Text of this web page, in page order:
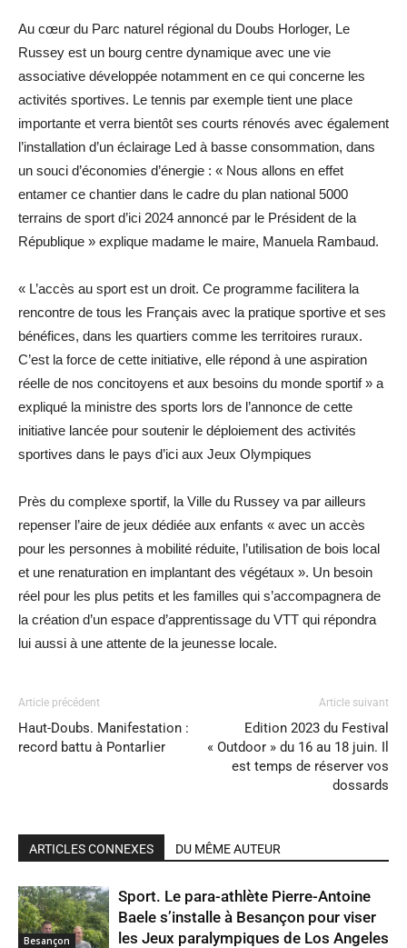
Au cœur du Parc naturel régional du Doubs Horloger, Le
Russey est un bourg centre dynamique avec une vie
associative développée notamment en ce qui concerne les
activités sportives. Le tennis par exemple tient une place
importante et verra bientôt ses courts rénovés avec également
l’installation d’un éclairage Led à basse consommation, dans
un souci d’économies d’énergie : « Nous allons en effet
entamer ce chantier dans le cadre du plan national 5000
terrains de sport d’ici 2024 annoncé par le Président de la
République » explique madame le maire, Manuela Rambaud.
« L’accès au sport est un droit. Ce programme facilitera la
rencontre de tous les Français avec la pratique sportive et ses
bénéfices, dans les quartiers comme les territoires ruraux.
C’est la force de cette initiative, elle répond à une aspiration
réelle de nos concitoyens et aux besoins du monde sportif » a
expliqué la ministre des sports lors de l’annonce de cette
initiative lancée pour soutenir le déploiement des activités
sportives dans le pays d’ici aux Jeux Olympiques
Près du complexe sportif, la Ville du Russey va par ailleurs
repenser l’aire de jeux dédiée aux enfants « avec un accès
pour les personnes à mobilité réduite, l’utilisation de bois local
et une renaturation en implantant des végétaux ». Un besoin
réel pour les plus petits et les familles qui s’accompagnera de
la création d’un espace d’apprentissage du VTT qui répondra
lui aussi à une attente de la jeunesse locale.
Article précédent
Haut-Doubs. Manifestation :
record battu à Pontarlier
Article suivant
Edition 2023 du Festival
« Outdoor » du 16 au 18 juin. Il
est temps de réserver vos
dossards
ARTICLES CONNEXES DU MÊME AUTEUR
Besançon
Sport. Le para-athlète Pierre-Antoine
Baele s’installe à Besançon pour viser
les Jeux paralympiques de Los Angeles